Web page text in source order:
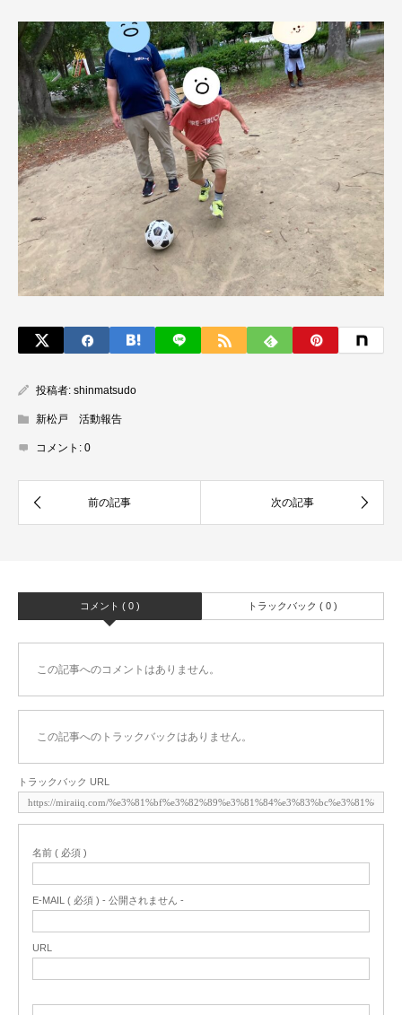
投稿者: shinmatsudo
新松戸 活動報告
コメント: 0
コメント ( 0 ) トラックバック ( 0 )
この記事へのコメントはありません。
この記事へのトラックバックはありません。
トラックバック URL
名前 ( 必須 )
E-MAIL ( 必須 ) - 公開されません -
URL